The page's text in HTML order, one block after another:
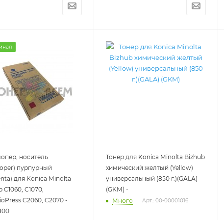
носитель
пурпурный
для Konica Minolta
C1060, C1070,
C2060, C2070 -
Тонер для Konica Minolta Bizhub
химический желтый (Yellow)
универсальный (850 г.)(GALA)
(GKM) -
Много
Арт.: 00-00001016